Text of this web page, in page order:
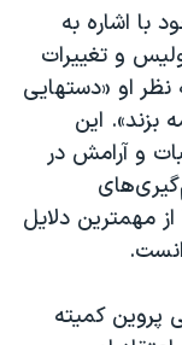
اشاره به
و تغییرات
نظر او «دستهایی
بزند». این
و آرامش در
مهمترین دلایل
پروین کمیته